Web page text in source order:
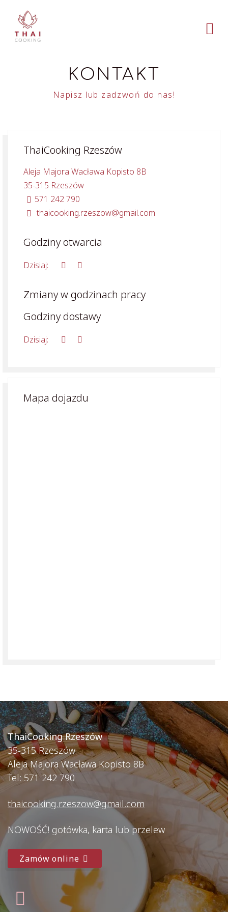
KONTAKT
Napisz lub zadzwoń do nas!
ThaiCooking Rzeszów
Aleja Majora Wacława Kopisto 8B
35-315 Rzeszów
571 242 790
thaicooking.rzeszow@gmail.com
Godziny otwarcia
Dzisiaj:
Zmiany w godzinach pracy
Godziny dostawy
Dzisiaj:
Mapa dojazdu
ThaiCooking Rzeszów
35-315 Rzeszów
Aleja Majora Wacława Kopisto 8B
Tel: 571 242 790
thaicooking.rzeszow@gmail.com
NOWOŚĆ! gotówka, karta lub przelew
Zamów online